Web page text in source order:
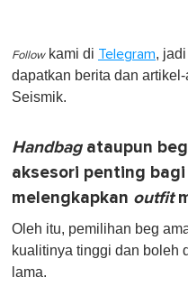
Followkami di Telegram,
dapatkan berita dan
Seismik.
Handbagataupun
aksesori penting
melengkapkan outfit
Oleh itu, pemilihan beg
kualitinya tinggi dan boleh
lama.